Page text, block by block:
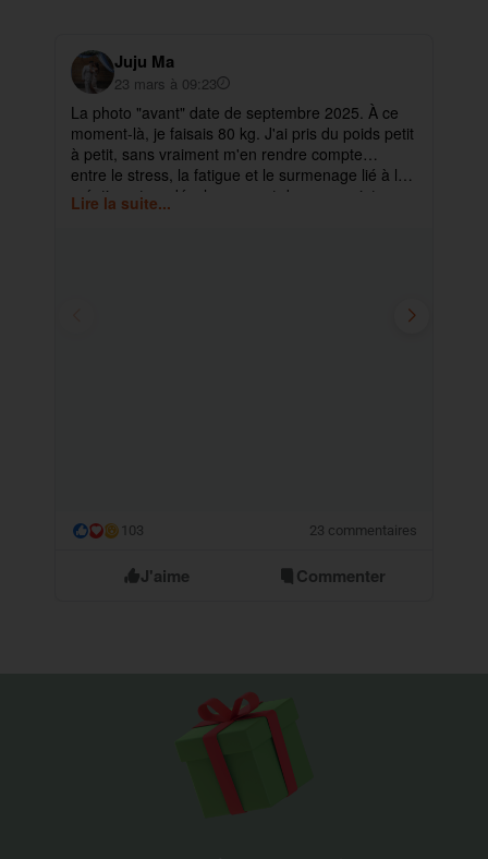
Juju Ma
23 mars à 09:23
La photo "avant" date de septembre 2025. À ce
moment-là, je faisais 80 kg. J'ai pris du poids petit
à petit, sans vraiment m'en rendre compte…
entre le stress, la fatigue et le surmenage lié à la
création et au développement de mes projets.
Lire la suite...
😮 103 23 commentaires
J'aime Commenter